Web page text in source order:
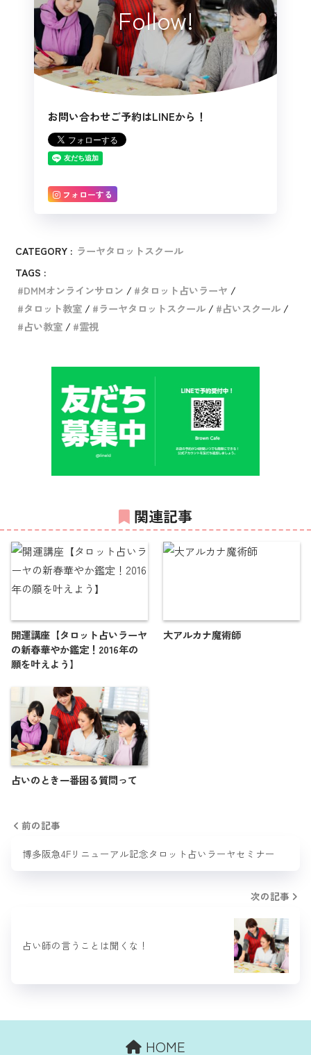
Follow!
お問い合わせご予約はLINEから！
フォローする
CATEGORY : ラーヤタロットスクール
TAGS :
DMMオンラインサロン
タロット占いラーヤ
タロット教室
ラーヤタロットスクール
占いスクール
占い教室
霊視
関連記事
開運講座【タロット占いラーヤ
の新春華やか鑑定！2016年の
願を叶えよう】
大アルカナ魔術師
占いのとき一番困る質問って
前の記事
博多阪急4Fリニューアル記念タロット占いラーヤセミナー
次の記事
占い師の言うことは聞くな！
HOME